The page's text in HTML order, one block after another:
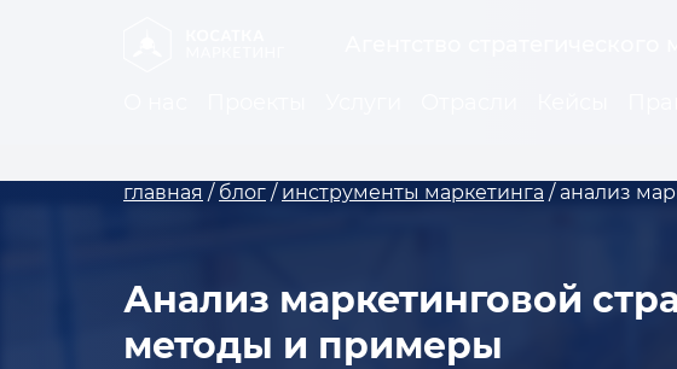
главная / блог / инструменты маркетинга / анализ
Анализ маркетинговой
методы и примеры